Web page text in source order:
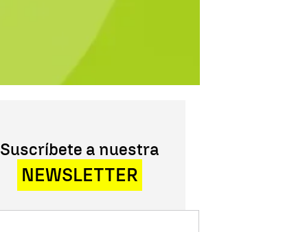
Suscríbete a nuestra
NEWSLETTER